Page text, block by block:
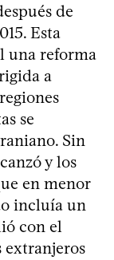
de
Esta
una reforma
a
se
Sin
y los
en menor
incluía un
con el
extranjeros